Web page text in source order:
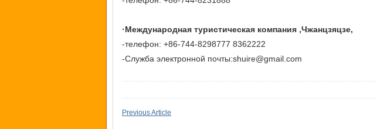
·Международная туристическая компания ,Чжанцзяцзе,
-телефон: +86-744-8298777 8362222
-Служба электронной почты:shuire@gmail.com
Previous Article